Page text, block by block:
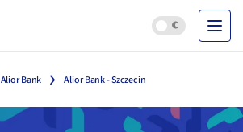
Alior Bank Alior Bank - Szczecin